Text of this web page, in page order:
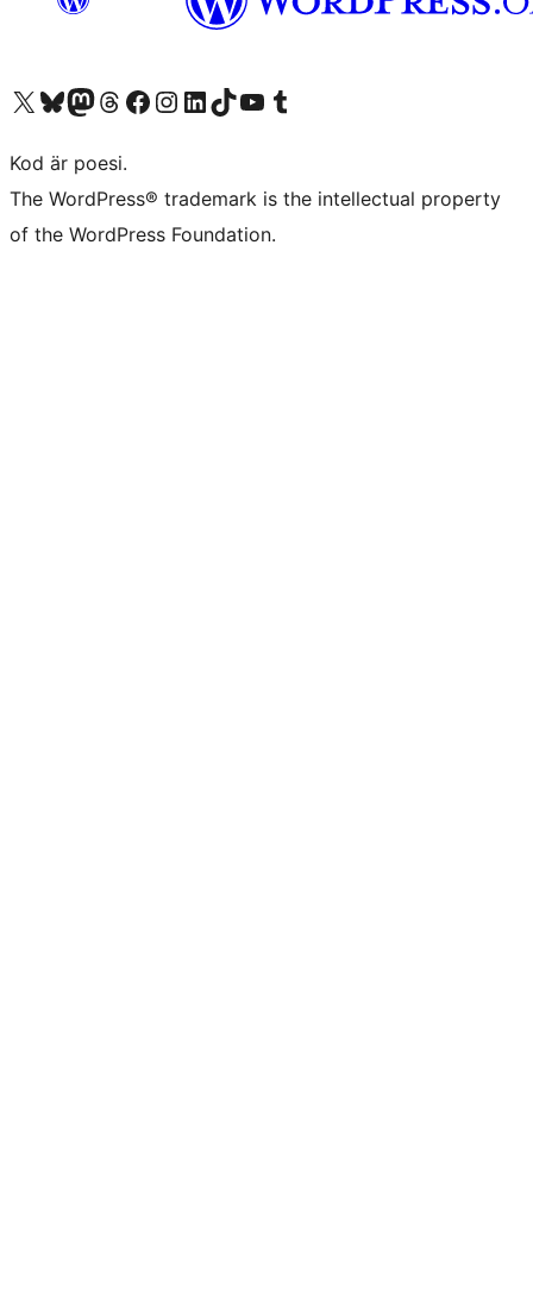
Besök vår X-konto (f.d. Twitter)
Besök vårt Bluesky-konto
Besök vårt Mastodon-konto
Besök vårt Thread-konto
Besök vår Facebook-sidaBesök vårt Instagram-konto
Besök vårt LinkedIn-konto
Besök vårt TikTok-konto
Besök vår YouTube-kanalBesök vårt Tumblr-konto
Kod är poesi.
The WordPress® trademark is the intellectual property
of the WordPress Foundation.